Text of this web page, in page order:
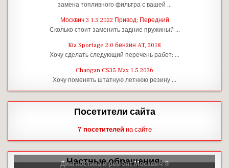
замена топливного фильтра с вашей …
Москвич 3 1.5 2022 Привод: Передний
Сколько стоит заменить задние пружины? …
Kia Sportage 2.0 бензин AT, 2018
Хочу сделать следующий перечень работ: …
Changan CS35 Max 1.5 2026
Хочу поменять штатную летнюю резину …
Посетители сайта
7 посетителейна сайте
Частные обращения: